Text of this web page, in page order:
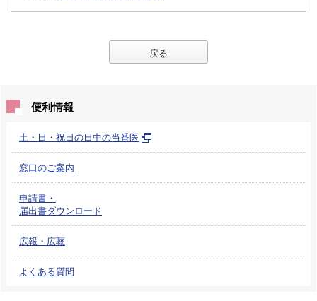
戻る
便利情報
土・日・祝日の日中の当番医
窓口のご案内
申請書・
届出書ダウンロード
広報・広聴
よくある質問